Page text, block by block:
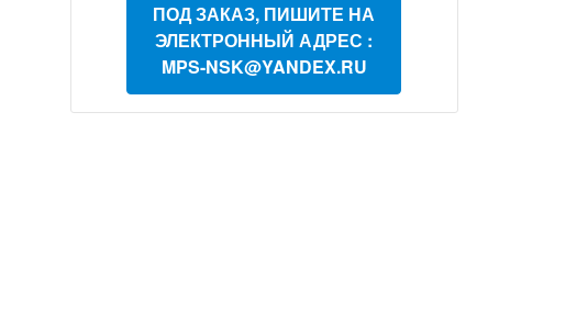
ПОД ЗАКАЗ, ПИШИТЕ НА
ЭЛЕКТРОННЫЙ АДРЕС :
MPS-NSK@YANDEX.RU